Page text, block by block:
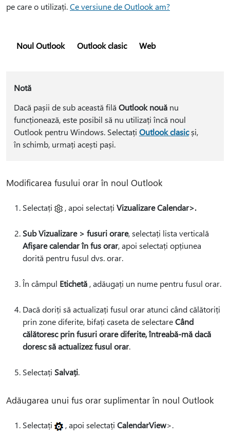
pe care o utilizați.Ce versiune de Outlook am?
Noul Outlook Outlook clasic Web
Notă
Dacă pașii de sub această filă Outlook nouănu
funcționează, este posibil să nu utilizați încă noul
Outlook pentru Windows. Selectați Outlook clasicși,
în schimb, urmați acești pași.
Modificarea fusului orar în noul Outlook
Selectați , apoi selectați Vizualizare Calendar>.
Sub Vizualizare > fusuri orare, selectați lista verticală
Afișare calendar în fus orar, apoi selectați opțiunea
dorită pentru fusul dvs. orar.
În câmpul Etichetă , adăugați un nume pentru fusul orar.
Dacă doriți să actualizați fusul orar atunci când călătoriți
prin zone diferite, bifați caseta de selectareCând
călătoresc prin fusuri orare diferite, întreabă-mă dacă
doresc să actualizez fusul orar.
Selectați Salvați.
Adăugarea unui fus orar suplimentar în noul Outlook
Selectați , apoi selectați CalendarView>.